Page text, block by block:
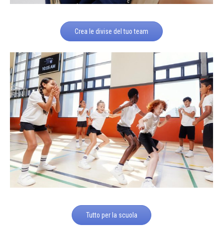
Crea le divise del tuo team
Tutto per la scuola